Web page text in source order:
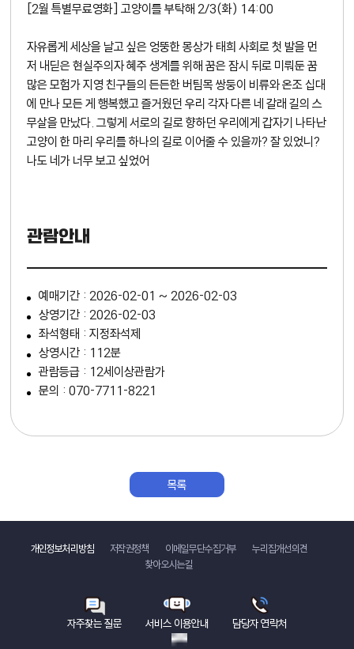
[2월 특별무료영화] 고양이를 부탁해 2/3(화) 14:00
자유롭게 세상을 날고 싶은 엉뚱한 몽상가 태희 사회로 첫 발을 먼
저 내딛은 현실주의자 혜주 생계를 위해 꿈은 잠시 뒤로 미뤄둔 꿈
많은 모험가 지영 친구들의 든든한 버팀목 쌍둥이 비류와 온조 십대
에 만나 모든 게 행복했고 즐거웠던 우리 각자 다른 네 갈래 길의 스
무살을 만났다. 그렇게 서로의 길로 향하던 우리에게 갑자기 나타난
고양이 한 마리 우리를 하나의 길로 이어줄 수 있을까? 잘 있었니?
나도 네가 너무 보고 싶었어
관람안내
예매기간 : 2026-02-01 ~ 2026-02-03
상영기간 : 2026-02-03
좌석형태 : 지정좌석제
상영시간 : 112분
관람등급 : 12세이상관람가
문의 : 070-7711-8221
목록
개인정보처리방침 저작권정책 이메일무단수집거부
누리집개선의견
찾아오시는길
자주찾는 질문 서비스 이용안내 담당자 연락처